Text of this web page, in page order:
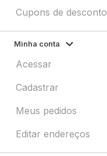
Cupons de desconto
Minha conta
Acessar
Cadastrar
Meus pedidos
Editar endereços